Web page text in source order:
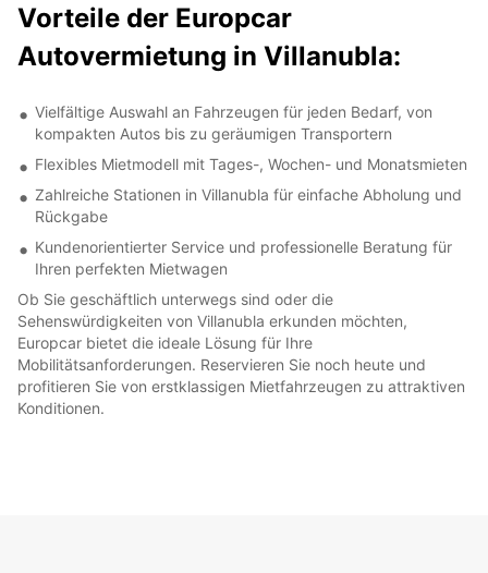
Vorteile der Europcar
Autovermietung in Villanubla:
Vielfältige Auswahl an Fahrzeugen für jeden Bedarf, von
kompakten Autos bis zu geräumigen Transportern
Flexibles Mietmodell mit Tages-, Wochen- und Monatsmieten
Zahlreiche Stationen in Villanubla für einfache Abholung und
Rückgabe
Kundenorientierter Service und professionelle Beratung für
Ihren perfekten Mietwagen
Ob Sie geschäftlich unterwegs sind oder die
Sehenswürdigkeiten von Villanubla erkunden möchten,
Europcar bietet die ideale Lösung für Ihre
Mobilitätsanforderungen. Reservieren Sie noch heute und
profitieren Sie von erstklassigen Mietfahrzeugen zu attraktiven
Konditionen.